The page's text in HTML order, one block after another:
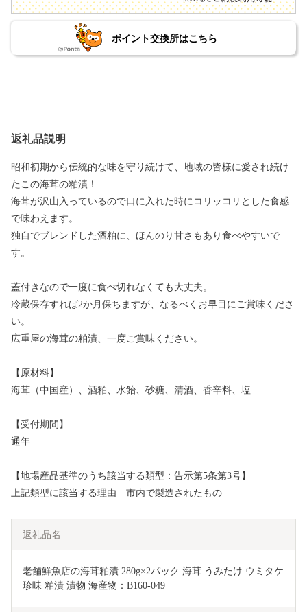
ポイント交換所はこちら
返礼品説明
昭和初期から伝統的な味を守り続けて、地域の皆様に愛され続け
たこの海茸の粕漬！
海茸が沢山入っているので口に入れた時にコリッコリとした食感
で味わえます。
独自でブレンドした酒粕に、ほんのり甘さもあり食べやすいで
す。
蓋付きなので一度に食べ切れなくても大丈夫。
冷蔵保存すれば2か月保ちますが、なるべくお早目にご賞味くださ
い。
広重屋の海茸の粕漬、一度ご賞味ください。
【原材料】
海茸（中国産）、酒粕、水飴、砂糖、清酒、香辛料、塩
【受付期間】
通年
【地場産品基準のうち該当する類型：告示第5条第3号】
上記類型に該当する理由 市内で製造されたもの
返礼品名
老舗鮮魚店の海茸粕漬 280g×2パック 海茸 うみたけ ウミタケ
珍味 粕漬 漬物 海産物：B160-049